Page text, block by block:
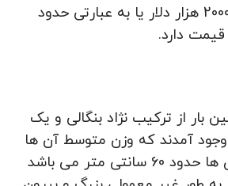
همچنین این نژاد 2000 هزار دلار یا به عبارتی حدود
بار از ترکیب نژاد بنگالی و یک
آمدند که وزن متوسط آن ها
10 کیلوگرم و قد آن ها حدود 60 سانتی متر می باشد